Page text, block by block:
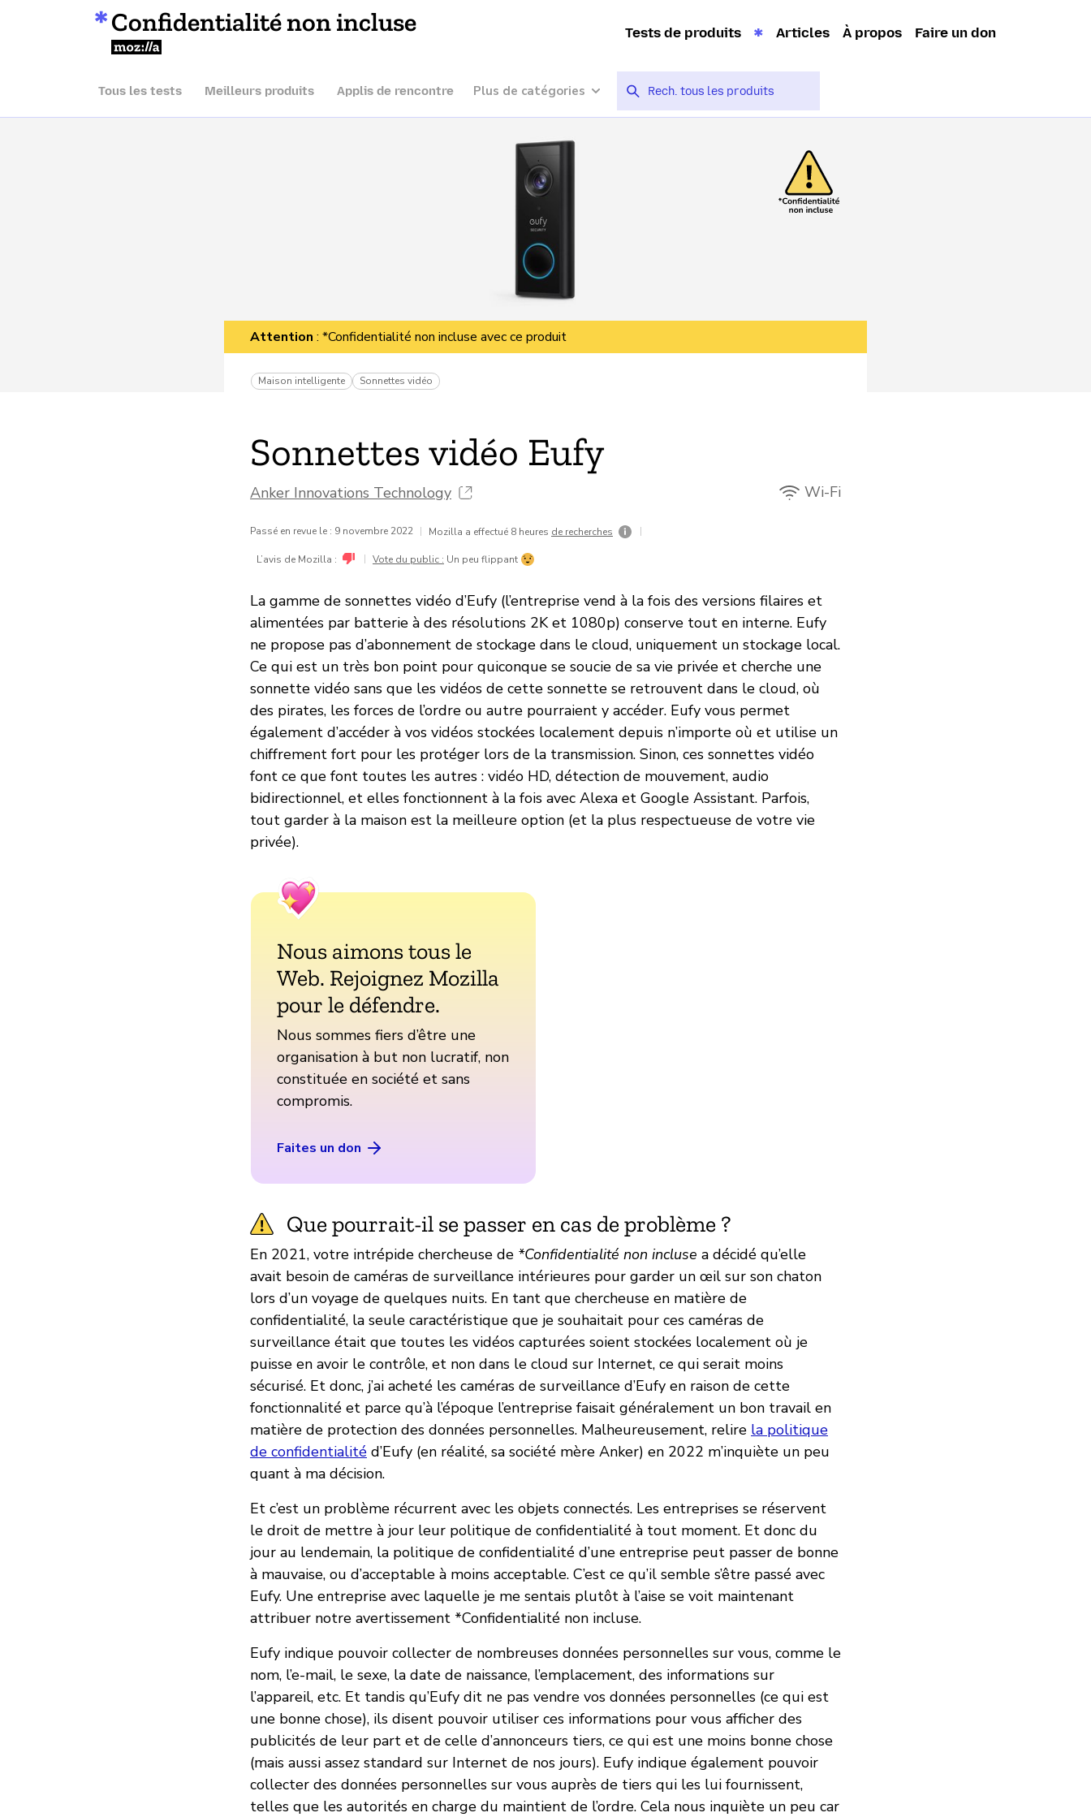
Confidentialité non incluse
Mozilla
Tests de produits Articles À propos Faire un don
Tous les tests Meilleurs produits Applis de rencontre Plus de catégories
Attention : *Confidentialité non incluse avec ce produit
Maison intelligente Sonnettes vidéo
Sonnettes vidéo Eufy
Anker Innovations Technology Wi-Fi
Passé en revue le : 9 novembre 2022 | Mozilla a effectué 8 heures de recherches |
L’avis de Mozilla : | Vote du public : Un peu flippant
La gamme de sonnettes vidéo d’Eufy (l’entreprise vend à la fois des versions filaires et
alimentées par batterie à des résolutions 2K et 1080p) conserve tout en interne. Eufy
ne propose pas d’abonnement de stockage dans le cloud, uniquement un stockage local.
Ce qui est un très bon point pour quiconque se soucie de sa vie privée et cherche une
sonnette vidéo sans que les vidéos de cette sonnette se retrouvent dans le cloud, où
des pirates, les forces de l’ordre ou autre pourraient y accéder. Eufy vous permet
également d’accéder à vos vidéos stockées localement depuis n’importe où et utilise un
chiffrement fort pour les protéger lors de la transmission. Sinon, ces sonnettes vidéo
font ce que font toutes les autres : vidéo HD, détection de mouvement, audio
bidirectionnel, et elles fonctionnent à la fois avec Alexa et Google Assistant. Parfois,
tout garder à la maison est la meilleure option (et la plus respectueuse de votre vie
privée).
Nous aimons tous le
Web. Rejoignez Mozilla
pour le défendre.
Nous sommes fiers d’être une
organisation à but non lucratif, non
constituée en société et sans
compromis.
Faites un don
Que pourrait-il se passer en cas de problème ?
En 2021, votre intrépide chercheuse de *Confidentialité non incluse a décidé qu’elle
avait besoin de caméras de surveillance intérieures pour garder un œil sur son chaton
lors d’un voyage de quelques nuits. En tant que chercheuse en matière de
confidentialité, la seule caractéristique que je souhaitait pour ces caméras de
surveillance était que toutes les vidéos capturées soient stockées localement où je
puisse en avoir le contrôle, et non dans le cloud sur Internet, ce qui serait moins
sécurisé. Et donc, j’ai acheté les caméras de surveillance d’Eufy en raison de cette
fonctionnalité et parce qu’à l’époque l’entreprise faisait généralement un bon travail en
matière de protection des données personnelles. Malheureusement, relire la politique
de confidentialité d’Eufy (en réalité, sa société mère Anker) en 2022 m’inquiète un peu
quant à ma décision.
Et c’est un problème récurrent avec les objets connectés. Les entreprises se réservent
le droit de mettre à jour leur politique de confidentialité à tout moment. Et donc du
jour au lendemain, la politique de confidentialité d’une entreprise peut passer de bonne
à mauvaise, ou d’acceptable à moins acceptable. C’est ce qu’il semble s’être passé avec
Eufy. Une entreprise avec laquelle je me sentais plutôt à l’aise se voit maintenant
attribuer notre avertissement *Confidentialité non incluse.
Eufy indique pouvoir collecter de nombreuses données personnelles sur vous, comme le
nom, l’e-mail, le sexe, la date de naissance, l’emplacement, des informations sur
l’appareil, etc. Et tandis qu’Eufy dit ne pas vendre vos données personnelles (ce qui est
une bonne chose), ils disent pouvoir utiliser ces informations pour vous afficher des
publicités de leur part et de celle d’annonceurs tiers, ce qui est une moins bonne chose
(mais aussi assez standard sur Internet de nos jours). Eufy indique également pouvoir
collecter des données personnelles sur vous auprès de tiers qui les lui fournissent,
telles que les autorités en charge du maintient de l’ordre. Cela nous inquiète un peu car